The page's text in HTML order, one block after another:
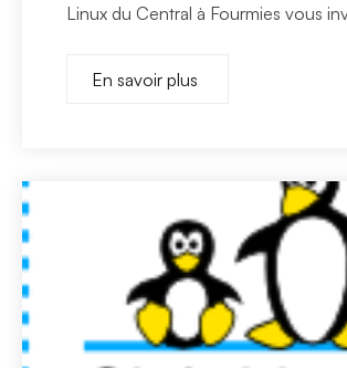
Linux du Central à Fourmies vous
En savoir plus